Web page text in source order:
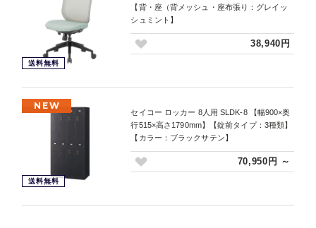
送料無料
【背・座（背メッシュ・座布張り：グレイッ
シュミント】
38,940円
NEW
送料無料
セイコー ロッカー 8人用 SLDK-8 【幅900×奥
行515×高さ1790mm】【錠前タイプ：3種類】
【カラー：ブラックサテン】
70,950円 ～